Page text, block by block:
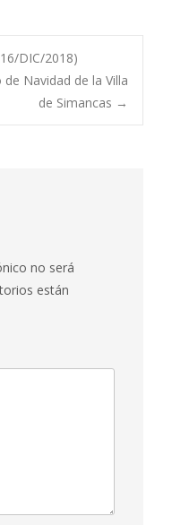
DIC/2018)
Navidad de la Villa
de Simancas →
no será
están